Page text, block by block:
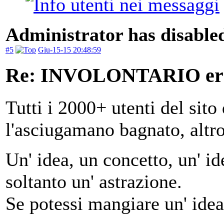
Administrator has
#5 Giu-15-15 20:48:59
Re: INVOLONTARIO
Tutti i 2000+ utenti del sito
l'asciugamano bagnato,
Un' idea, un concetto, un'
soltanto un' astrazione.
Se potessi mangiare un'